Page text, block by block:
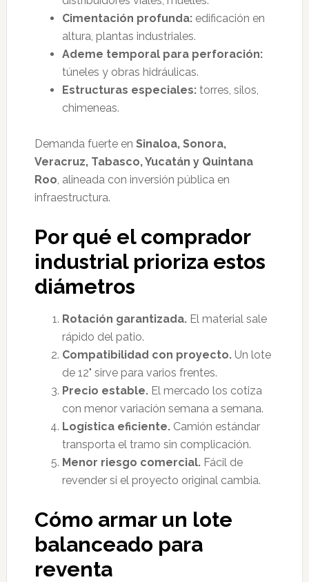
Cimentación profunda:edificación en
altura, plantas industriales.
Ademe temporal para perforación:
túneles y obras hidráulicas.
Estructuras especiales:torres, silos,
chimeneas.
Demanda fuerte en Sinaloa, Sonora,
Veracruz, Tabasco, Yucatán y Quintana
Roo, alineada con inversión pública en
infraestructura.
Por qué el comprador
industrial prioriza estos
diámetros
Rotación garantizada.El material sale
rápido del patio.
Compatibilidad con proyecto.Un lote
de 12" sirve para varios frentes.
Precio estable.El mercado los cotiza
con menor variación semana a semana.
Logística eficiente.Camión estándar
transporta el tramo sin complicación.
Menor riesgo comercial.Fácil de
revender si el proyecto original cambia.
Cómo armar un lote
balanceado para
reventa